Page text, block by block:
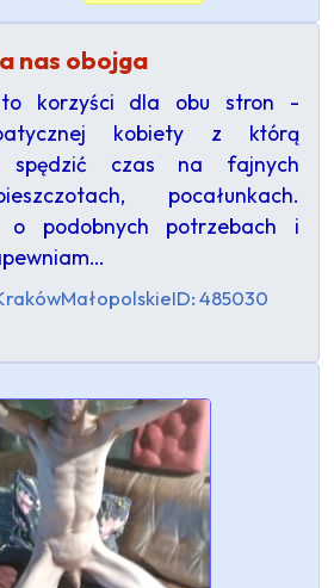
nas obojga
to korzyści dla obu stron -
kobiety z którą
spędzić czas na fajnych
pocałunkach.
o podobnych potrzebach i
MałopolskieID: 485030